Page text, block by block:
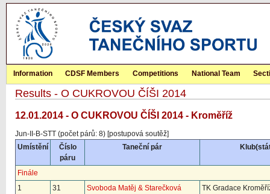
Information CDSF Members Competitions National Team
Results - O CUKROVOU ČÍŠI 2014
12.01.2014 - O CUKROVOU ČÍŠI 2014 - Kroměříž
Jun-II-B-STT (počet párů: 8) [postupová soutěž]
Umístění
Číslo
páru
Taneční pár
Finále
1
31
Svoboda Matěj & Starečková
TK Gradace